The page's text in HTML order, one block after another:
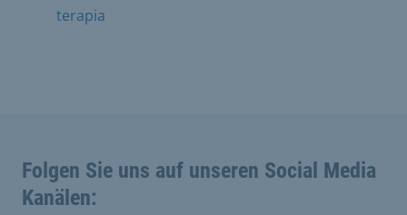
terapia
Folgen Sie uns auf unseren Social Media
Kanälen: